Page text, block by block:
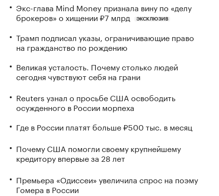
Экс-глава Mind Money признала вину по «делу
брокеров» о хищении ₽7 млрд
ЭКСКЛЮЗИВ
Трамп подписал указы, ограничивающие право
на гражданство по рождению
Великая усталость. Почему столько людей
сегодня чувствуют себя на грани
Reuters узнал о просьбе США освободить
осужденного в России морпеха
Где в России платят больше ₽500 тыс. в месяц
Почему США помогли своему крупнейшему
кредитору впервые за 28 лет
Премьера «Одиссеи» увеличила спрос на поэму
Гомера в России